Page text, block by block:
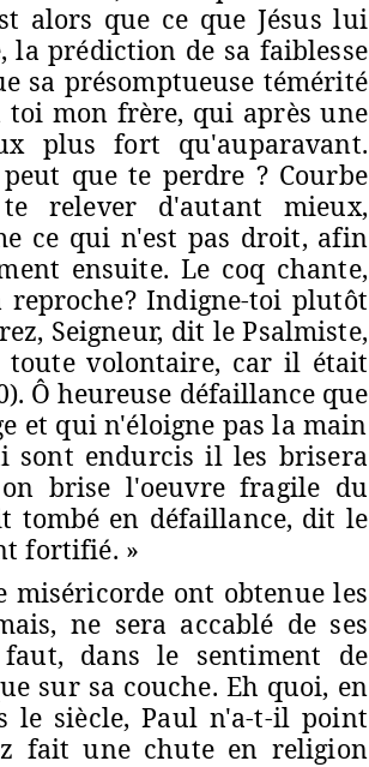
alors que ce que Jésus lui
prédiction de sa faiblesse
sa présomptueuse témérité
mon frère, qui après une
plus fort qu'auparavant.
que te perdre ? Courbe
relever d'autant mieux,
ce qui n'est pas droit, afin
ensuite. Le coq chante,
Indigne-toi plutôt
Seigneur, dit le Psalmiste,
volontaire, car il était
Ô heureuse défaillance que
et qui n'éloigne pas la main
sont endurcis il les brisera
brise l'oeuvre fragile du
tombé en défaillance, dit le
fortifié. »
miséricorde ont obtenue les
ne sera accablé de ses
dans le sentiment de
sur sa couche. Eh quoi, en
le siècle, Paul n'a-t-il point
fait une chute en religion